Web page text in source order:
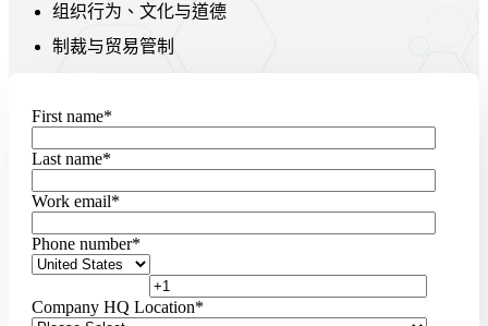
组织行为、文化与道德
制裁与贸易管制
First name*
Last name*
Work email*
Phone number*
Company HQ Location*